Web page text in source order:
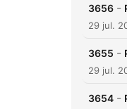
3656 -
29 jul.
3655 -
29 jul.
3654 -